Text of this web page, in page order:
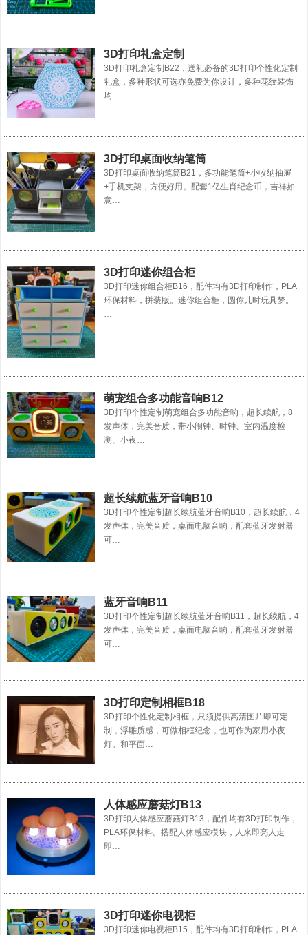
3D打印礼盒定制
3D打印礼盒定制B22，送礼必备的3D打印个性化定制
礼盒，多种形状可选亦免费为你设计，多种花纹装饰
均…
3D打印桌面收纳笔筒
3D打印桌面收纳笔筒B21，多功能笔筒+小收纳抽屉
+手机支架，方便好用。配套1亿生肖纪念币，吉祥如
意…
3D打印迷你组合柜
3D打印迷你组合柜B16，配件均有3D打印制作，PLA
环保材料，拼装版。迷你组合柜，圆你儿时玩具梦。
…
萌宠组合多功能音响B12
3D打印个性定制萌宠组合多功能音响，超长续航，8
发声体，完美音质，带小闹钟、时钟、室内温度检
测、小夜…
超长续航蓝牙音响B10
3D打印个性定制超长续航蓝牙音响B10，超长续航，4
发声体，完美音质，桌面电脑音响，配套蓝牙发射器
可…
蓝牙音响B11
3D打印个性定制超长续航蓝牙音响B11，超长续航，4
发声体，完美音质，桌面电脑音响，配套蓝牙发射器
可…
3D打印定制相框B18
3D打印个性化定制相框，只须提供高清图片即可定
制，浮雕质感，可做相框纪念，也可作为家用小夜
灯。和平面…
人体感应蘑菇灯B13
3D打印人体感应蘑菇灯B13，配件均有3D打印制作，
PLA环保材料。搭配人体感应模块，人来即亮人走
即…
3D打印迷你电视柜
3D打印迷你电视柜B15，配件均有3D打印制作，PLA